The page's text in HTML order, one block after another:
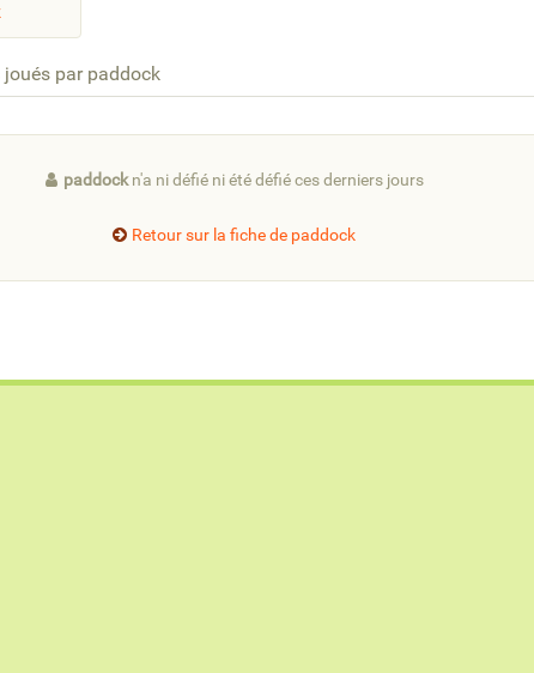
par paddock
paddockn'a ni défié ni été défié ces derniers jours
Retour sur la fiche de paddock